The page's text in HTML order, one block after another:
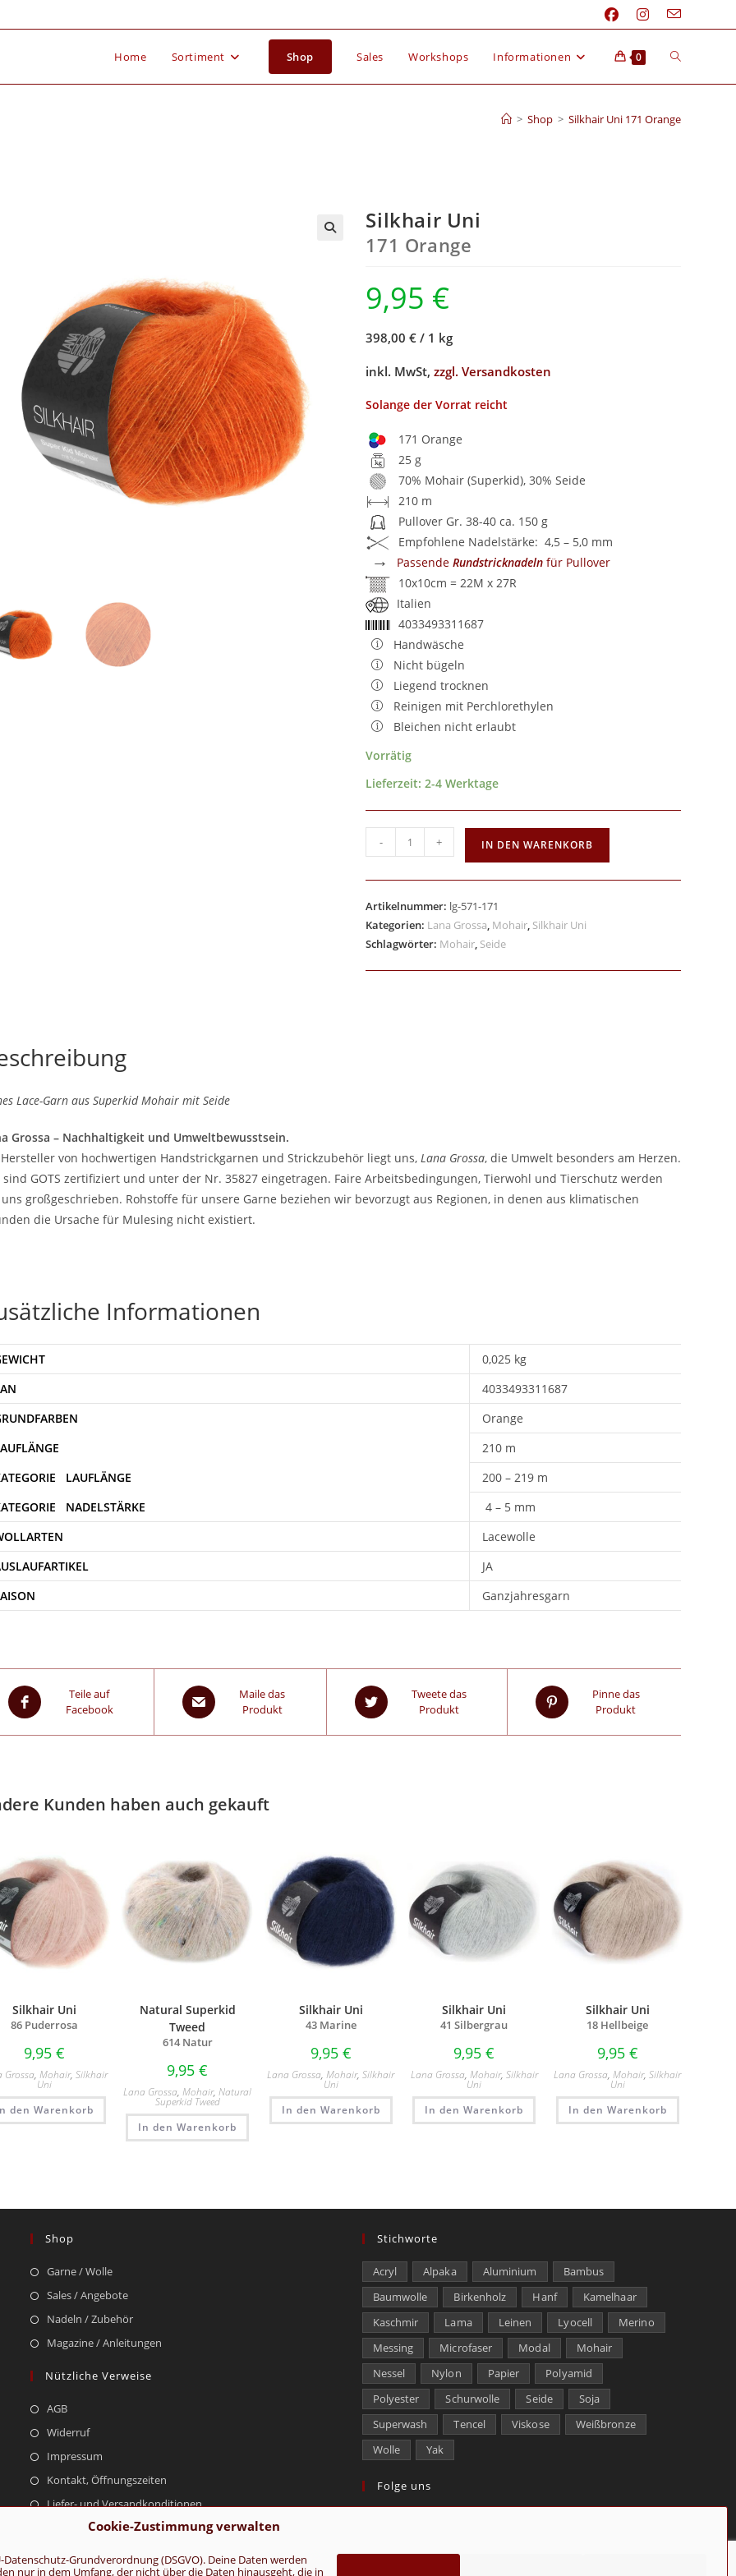
Cookie-Zustimmung verwalten
Grundverordnung (DSGVO). Deine Daten werden
nur in dem Umfang, der nicht über die Daten hinausgeht, die in
Home Sortiment Shop Sales Workshops Informationen 0
> Shop > Silkhair Uni 171 Orange
Silkhair Uni
171 Orange
9,95 €
398,00 € / 1 kg
inkl. MwSt,zzgl. Versandkosten
Solange der Vorrat reicht
171 Orange
25 g
70% Mohair (Superkid), 30% Seide
210 m
Pullover Gr. 38-40 ca. 150 g
Empfohlene Nadelstärke: 4,5 – 5,0 mm
→ PassendeRundstricknadeln für Pullover
10x10cm = 22M x 27R
Italien
4033493311687
Handwäsche
Nicht bügeln
Liegend trocknen
Reinigen mit Perchlorethylen
Bleichen nicht erlaubt
Vorrätig
Lieferzeit:2-4 Werktage
- + IN DEN WARENKORB
Artikelnummer: lg-571-171
Kategorien: Lana Grossa, Mohair, Silkhair Uni
Schlagwörter: Mohair, Seide
Lace-Garn aus Superkid Mohair mit Seide
Grossa – Nachhaltigkeit und Umweltbewusstsein.
von hochwertigen Handstrickgarnen und Strickzubehör liegt uns, Lana Grossa, die Umwelt besonders am Herzen.
sind GOTS zertifiziert und unter der Nr. 35827 eingetragen. Faire Arbeitsbedingungen, Tierwohl und Tierschutz werden
großgeschrieben. Rohstoffe für unsere Garne beziehen wir bevorzugt aus Regionen, in denen aus klimatischen
die Ursache für Mulesing nicht existiert.
Informationen
0,025 kg
4033493311687
Orange
210 m
200 – 219 m
4 – 5 mm
Lacewolle
JA
Ganzjahresgarn
Teile auf
Facebook
Maile das
Produkt
Tweete das
Produkt
Pinne das
Produkt
Kunden haben auch gekauft
Silkhair Uni
86 Puderrosa
9,95 €
Grossa,Mohair,Silkhair
Uni
den Warenkorb
Natural Superkid
Tweed
614 Natur
9,95€
Lana Grossa,Mohair,Natural
Superkid Tweed
In den Warenkorb
Silkhair Uni
43 Marine
9,95 €
Lana Grossa,Mohair,Silkhair
Uni
In den Warenkorb
Silkhair Uni
41 Silbergrau
9,95€
Lana Grossa, Mohair, Silkhair
Uni
In den Warenkorb
Silkhair Uni
18 Hellbeige
9,95 €
Lana Grossa,Mohair,Silkhair
Uni
In den Warenkorb
Shop
Garne / Wolle
Sales / Angebote
Nadeln / Zubehör
Magazine / Anleitungen
Nützliche Verweise
AGB
Widerruf
Impressum
Kontakt, Öffnungszeiten
Liefer- und Versandkonditionen
Stichworte
Acryl Alpaka Aluminium
Bambus
Baumwolle
Birkenholz Hanf
Kamelhaar
Kaschmir
Lama Leinen Lyocell
Merino
Messing
Microfaser Modal
Mohair
Nessel
Nylon Papier
Polyamid
Polyester
Schurwolle Seide
Soja
Superwash
Tencel Viskose
Weißbronze
Wolle
Yak
Folge uns